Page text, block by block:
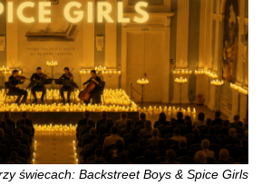
świecach: Backstreet Boys & Spice Girls